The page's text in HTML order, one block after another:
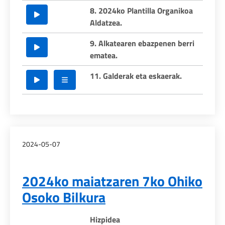
8. 2024ko Plantilla Organikoa
Aldatzea.
9. Alkatearen ebazpenen berri
ematea.
11. Galderak eta eskaerak.
2024-05-07
2024ko maiatzaren 7ko Ohiko
Osoko Bilkura
Hizpidea